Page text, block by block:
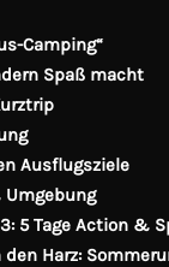
Camping“
Spaß macht
Ausflugsziele
Umgebung
5 Tage Action &
Harz: